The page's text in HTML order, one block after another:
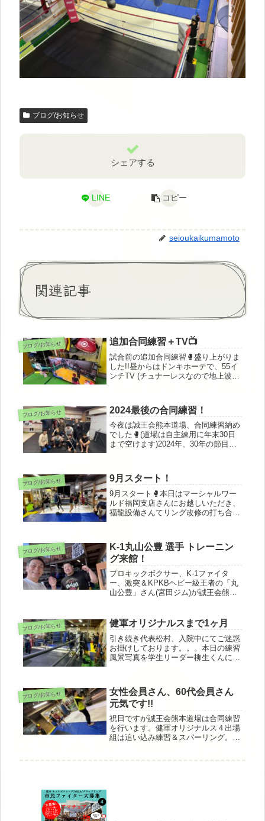
ブログ/お知らせ
シェアする
LINE コピー
seioukaikumamoto
関連記事
ブログ/お知らせ 追加合同練習＋TV📺
試合前の追加合同練習🥊盛り上がりま
した!!昼からはドンキホーテで、55イ
ンチTV (チュナーレスなので地上波は
ます^_^
ブログ/お知らせ 2024最後の合同練習！
今夜は誠王会熊本道場、合同練習納め
でした🥊(道場は自主練用に年末30日
まで空けます)2024年、30年の節目に
フリーファイトアカデミー誠王会熊本
道場をよろしくお願い致します...
ブログ/お知らせ 9月スタート！
9月スタート🥊本日はマーシャルワー
ルド福岡支店さんにお越しいただき、
福龍設備さんてリング改修の打ち合わ
安心ください🐈
ブログ/お知らせ
K-1丸山公豊 選手 トレーニン
グ来館！
プロキックボクサー、K-1ファイタ
ー、激突＆KPKBヘビー級王者の「丸
山公豊」さん(宮田ジム)が誠王会熊本
たが、流石のパワフルさでした🔥❗️同
郷なので八代の話がたくさ...
ブログ/お知らせ 健軍オリジナルスまで1ヶ月
引き続き代表松村、入院中にてご迷惑
お掛けしております。。。本日の練習
風景写真を学生リーダー柳生くんにも
でエントリー締め切らせていただきま
した。なんと「6都道府県、17団
体、...
ブログ/お知らせ
女性会員さん、60代会員さん
元気です!!
祝日ですが誠王会熊本道場は合同練習
を行います。健軍オリジナルス４出場
組は追い込み練習＆スパーリング。皆